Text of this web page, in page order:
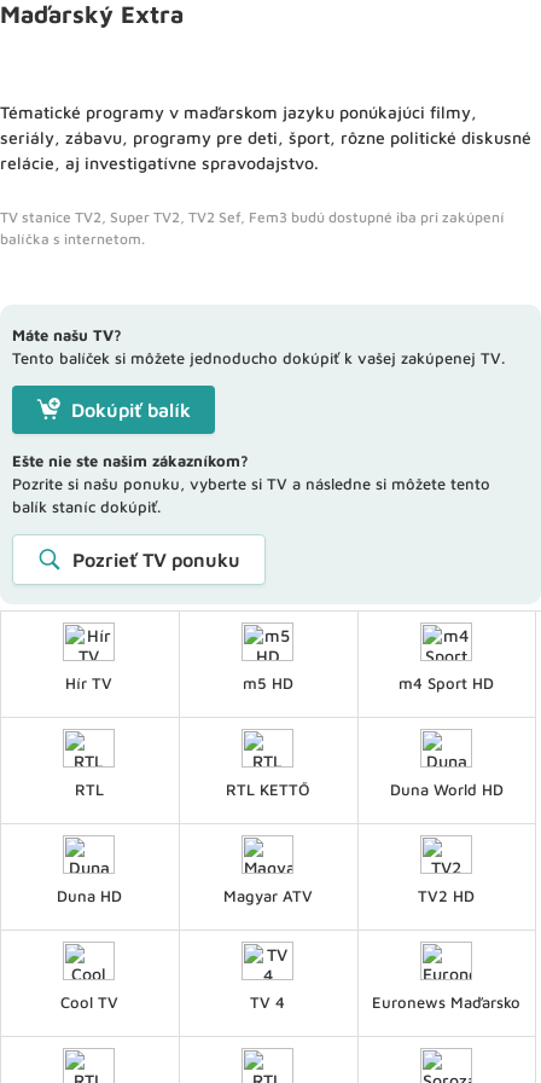
Maďarský Extra
Tématické programy v maďarskom jazyku ponúkajúci filmy,
seriály, zábavu, programy pre deti, šport, rôzne politické diskusné
relácie, aj investigatívne spravodajstvo.
TV stanice TV2, Super TV2, TV2 Sef, Fem3 budú dostupné iba pri zakúpení
balíčka s internetom.
Máte našu TV?
Tento balíček si môžete jednoducho dokúpiť k vašej zakúpenej TV.
Dokúpiť balík
Ešte nie ste našim zákazníkom?
Pozrite si našu ponuku, vyberte si TV a následne si môžete tento
balík staníc dokúpiť.
Pozrieť TV ponuku
Hír TV m5 HD m4 Sport HD
RTL RTL KETTŐ Duna World HD
Duna HD Magyar ATV TV2 HD
Cool TV TV 4 Euronews Maďarsko